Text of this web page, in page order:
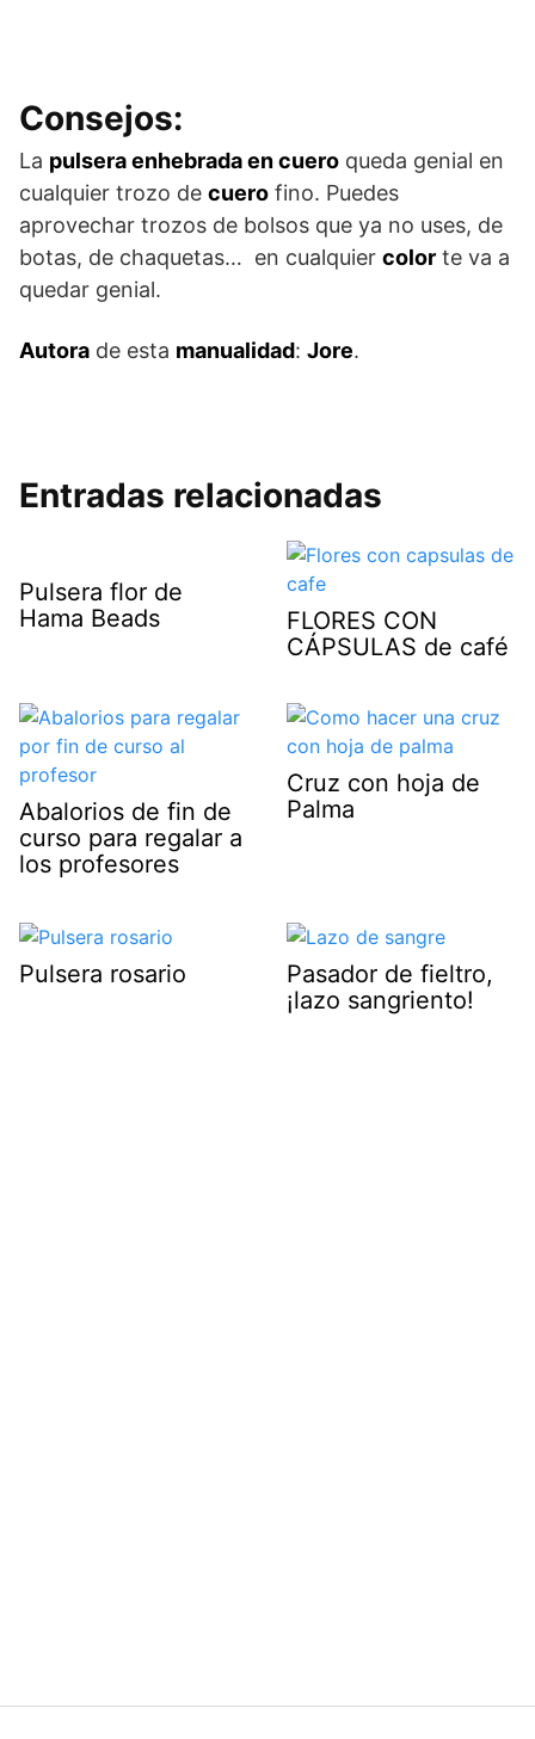
Consejos:
La pulsera enhebrada en cuero queda genial en
cualquier trozo de cuero fino. Puedes
aprovechar trozos de bolsos que ya no uses, de
botas, de chaquetas… en cualquier color te va a
quedar genial.
Autora de esta manualidad: Jore.
Entradas relacionadas
Pulsera flor de
Hama Beads
FLORES CON
CÁPSULAS de café
Abalorios de fin de
curso para regalar a
los profesores
Cruz con hoja de
Palma
Pulsera rosario
Pasador de fieltro,
¡lazo sangriento!